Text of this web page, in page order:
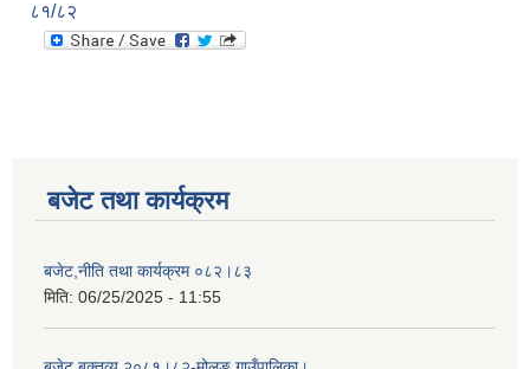
८१/८२
बजेट तथा कार्यक्रम
बजेट,नीति तथा कार्यक्रम ०८२।८३
मिति: 06/25/2025 - 11:55